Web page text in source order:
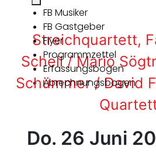
FB Musiker
FB Gastgeber
Flyer
Programmzettel
Erfassungsbogen
Abrechnungsbogen
Streichquartett,
Schell / Mario
Schümmer / David
Do. 26 Juni